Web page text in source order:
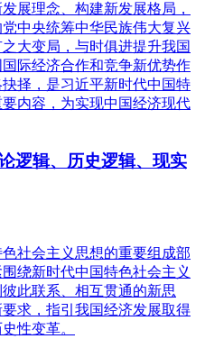
展理念、构建新发展格局，
中央统筹中华民族伟大复兴
大变局，与时俱进提升我国
际经济合作和竞争新优势作
择，是习近平新时代中国特
内容，为实现中国经济现代
逻辑、历史逻辑、现实
社会主义思想的重要组成部
绕新时代中国特色社会主义
此联系、相互贯通的新思
求，指引我国经济发展取得
性变革。